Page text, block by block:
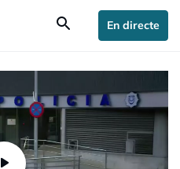
search En directe